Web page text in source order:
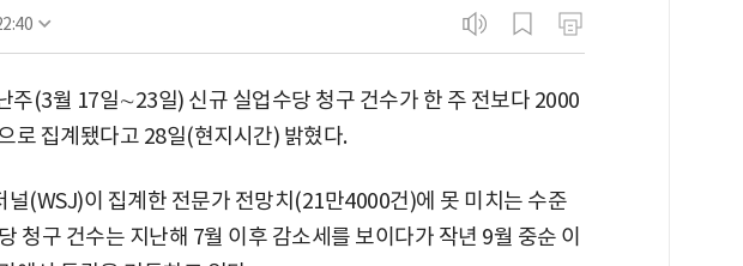
주(3월 17일∼23일) 신규 실업수당 청구 건수가 한 주 전보다 2000
로 집계됐다고 28일(현지시간) 밝혔다.
널(WSJ)이 집계한 전문가 전망치(21만4000건)에 못 미치는 수준
청구 건수는 지난해 7월 이후 감소세를 보이다가 작년 9월 중순 이